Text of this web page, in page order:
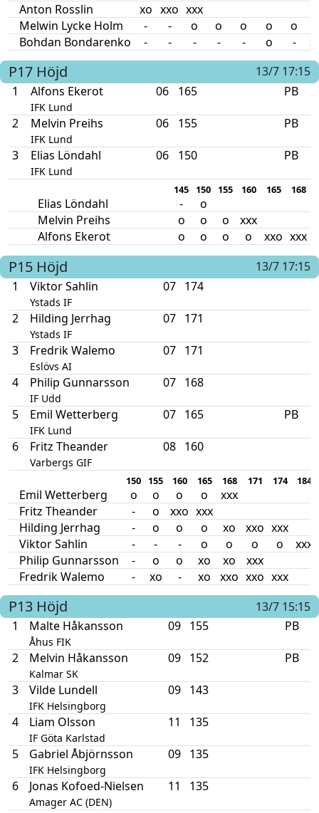
Anton Rosslin
xo xxo xxx
Melwin Lycke Holm
- - o o o o o
Bohdan Bondarenko
- - - - - o -
P17 Höjd
13/7 17:15
1
Alfons Ekerot
IFK Lund
06 165 PB
2 Melvin Preihs
IFK Lund
06 155 PB
3 Elias Löndahl
IFK Lund
06 150 PB
145 150 155 160 165 168
Elias Löndahl -
o
Melvin Preihs
o o o
xxx
Alfons Ekerot
o o o o xxo xxx
P15 Höjd
13/7 17:15
1
Viktor Sahlin
Ystads IF
07 174
2 Hilding Jerrhag
Ystads IF
07 171
3 Fredrik Walemo
Eslövs AI
07 171
4 Philip Gunnarsson
IF Udd
07 168
5 Emil Wetterberg
IFK Lund
07 165 PB
6 Fritz Theander
Varbergs GIF
08 160
150 155 160 165 168 171 174 184
Emil Wetterberg o o o o
xxx
Fritz Theander
- o xxo xxx
Hilding Jerrhag
- o o o xo xxo xxx
Viktor Sahlin
- - - o o o o
xxx
Philip Gunnarsson
- o o xo xo
xxx
Fredrik Walemo
- xo - xo xxo xxo xxx
P13 Höjd
13/7 15:15
1
Malte Håkansson
Åhus FIK
09 155 PB
2 Melvin Håkansson
Kalmar SK
09 152 PB
3 Vilde Lundell
IFK Helsingborg
09 143
4 Liam Olsson
IF Göta Karlstad
11 135
5 Gabriel Åbjörnsson
IFK Helsingborg
09 135
6 Jonas Kofoed-Nielsen
Amager AC (DEN)
11 135